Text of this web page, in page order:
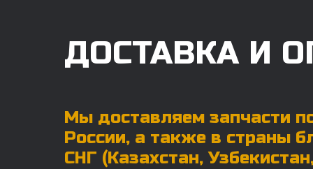
ДОСТАВКА И
Мы доставляем запчасти
России, а также в страны
СНГ (Казахстан,